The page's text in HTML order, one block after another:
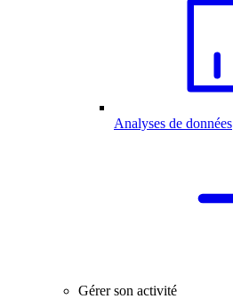
Analyses de données
Gérer son activité